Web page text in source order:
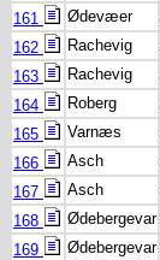
161
Ødevæer
162
Rachevig
163
Rachevig
164
Roberg
165
Varnæs
166
Asch
167
Asch
168
Ødebergevar
169
Ødebergevar